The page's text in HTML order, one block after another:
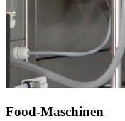
Food-Maschinen